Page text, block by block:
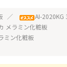
ンセルについて
AI-2020KG
メラミン化粧板
ミン化粧板